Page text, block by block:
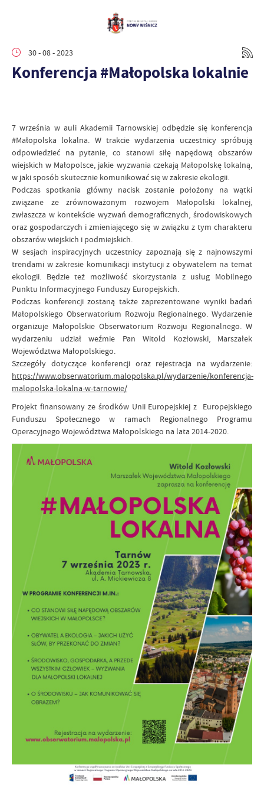
30 - 08 - 2023
Konferencja #Małopolska lokalnie
7 września w auli Akademii Tarnowskiej odbędzie się konferencja
#Małopolska lokalna. W trakcie wydarzenia uczestnicy spróbują
odpowiedzieć na pytanie, co stanowi siłę napędową obszarów
wiejskich w Małopolsce, jakie wyzwania czekają Małopolskę lokalną,
w jaki sposób skutecznie komunikować się w zakresie ekologii.
Podczas spotkania główny nacisk zostanie położony na wątki
związane ze zrównoważonym rozwojem Małopolski lokalnej,
zwłaszcza w kontekście wyzwań demograficznych, środowiskowych
oraz gospodarczych i zmieniającego się w związku z tym charakteru
obszarów wiejskich i podmiejskich.
W sesjach inspiracyjnych uczestnicy zapoznają się z najnowszymi
trendami w zakresie komunikacji instytucji z obywatelem na temat
ekologii. Będzie też możliwość skorzystania z usług Mobilnego
Punktu Informacyjnego Funduszy Europejskich.
Podczas konferencji zostaną także zaprezentowane wyniki badań
Małopolskiego Obserwatorium Rozwoju Regionalnego. Wydarzenie
organizuje Małopolskie Obserwatorium Rozwoju Regionalnego. W
wydarzeniu udział weźmie Pan Witold Kozłowski, Marszałek
Województwa Małopolskiego.
Szczegóły dotyczące konferencji oraz rejestracja na wydarzenie:
https://www.obserwatorium.malopolska.pl/wydarzenie/konferencja-
malopolska-lokalna-w-tarnowie/
Projekt finansowany ze środków Unii Europejskiej z Europejskiego
Funduszu Społecznego w ramach Regionalnego Programu
Operacyjnego Województwa Małopolskiego na lata 2014-2020.